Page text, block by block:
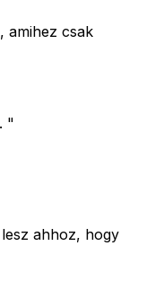
amihez csak
"
ahhoz, hogy